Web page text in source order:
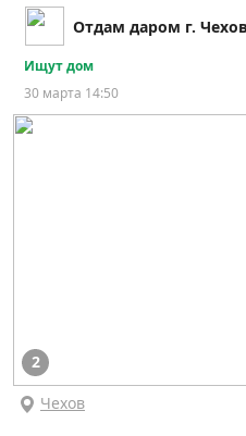
Отдам даром г. Чехов
Ищут дом
30 марта 14:50
2
Чехов